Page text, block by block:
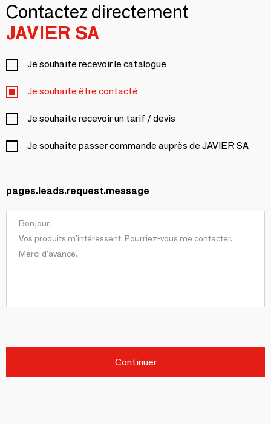
Contactez directement
JAVIER SA
Je souhaite recevoir le catalogue
Je souhaite être contacté
Je souhaite recevoir un tarif / devis
Je souhaite passer commande auprès de JAVIER SA
pages.leads.request.message
Continuer